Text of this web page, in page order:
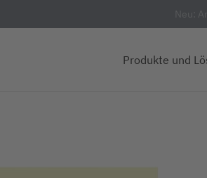
Neu:
Produkte und